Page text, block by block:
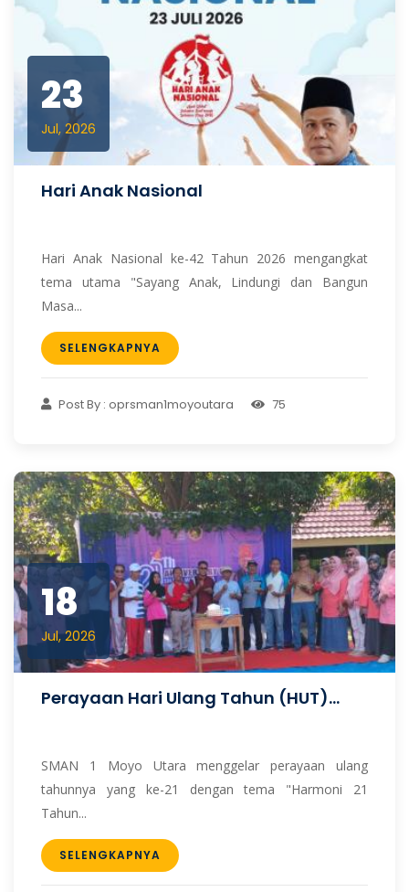
23
Jul, 2026
Hari Anak Nasional
Hari Anak Nasional ke-42 Tahun 2026 mengangkat
tema utama "Sayang Anak, Lindungi dan Bangun
Masa...
SELENGKAPNYA
Post By : oprsman1moyoutara 75
18
Jul, 2026
Perayaan Hari Ulang Tahun (HUT)...
SMAN 1 Moyo Utara menggelar perayaan ulang
tahunnya yang ke-21 dengan tema "Harmoni 21
Tahun...
SELENGKAPNYA